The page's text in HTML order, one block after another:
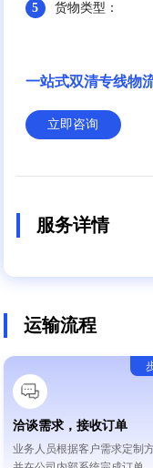
5 货物类型：
一站式双清专线物
立即咨询
服务详情
运输流程
洽谈需求，接收订单
业务人员根据客户需求定制